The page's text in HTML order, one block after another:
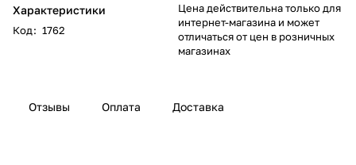
Характеристики
Код: 1762
Цена действительна только для
интернет-магазина и может
отличаться от цен в розничных
магазинах
Отзывы Оплата Доставка